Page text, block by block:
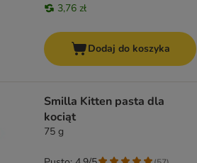
3,76 zł
Dodaj do koszyka
Smilla Kitten pasta dla
kociąt
75 g